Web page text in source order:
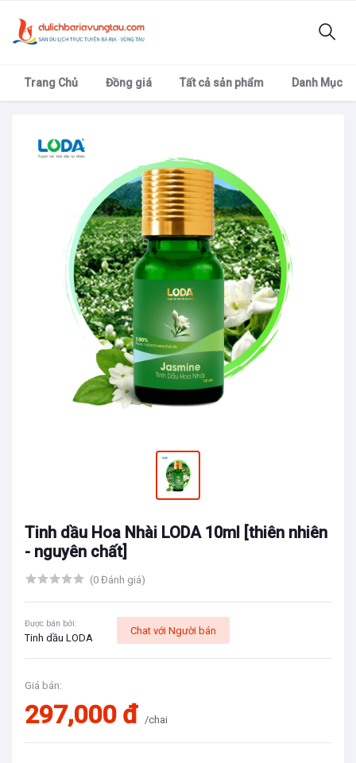
Trang Chủ Đồng giá Tất cả sản phẩm Danh Mục
Tinh dầu Hoa Nhài LODA 10ml [thiên nhiên
- nguyên chất]
(0 Đánh giá)
Được bán bởi:
Tinh dầu LODA
Chat với Người bán
Giá bán:
297,000 đ /chai